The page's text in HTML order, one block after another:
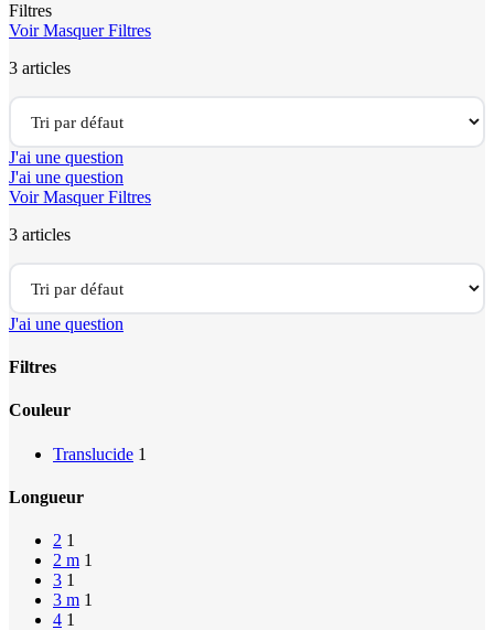
Filtres
Voir Masquer Filtres
3 articles
J'ai une question
J'ai une question
Voir Masquer Filtres
3 articles
J'ai une question
Filtres
Close
Couleur
Translucide 1
Longueur
2 1
2 m 1
3 1
3 m 1
4 1